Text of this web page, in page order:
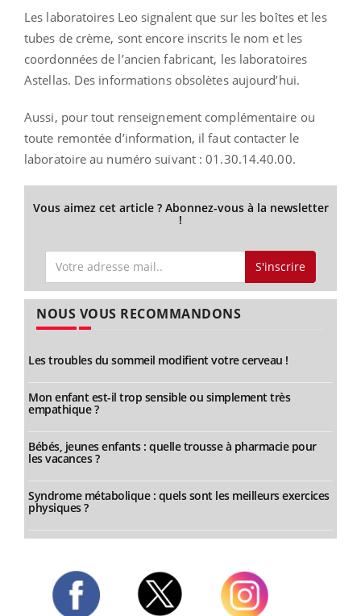
Les laboratoires Leo signalent que sur les boîtes et les
tubes de crème, sont encore inscrits le nom et les
coordonnées de l’ancien fabricant, les laboratoires
Astellas. Des informations obsolètes aujourd’hui.
Aussi, pour tout renseignement complémentaire ou
toute remontée d’information, il faut contacter le
laboratoire au numéro suivant : 01.30.14.40.00.
Vous aimez cet article ? Abonnez-vous à la newsletter
!
S'inscrire
NOUS VOUS RECOMMANDONS
Les troubles du sommeil modifient votre cerveau !
Mon enfant est-il trop sensible ou simplement très
empathique ?
Bébés, jeunes enfants : quelle trousse à pharmacie pour
les vacances ?
Syndrome métabolique : quels sont les meilleurs exercices
physiques ?